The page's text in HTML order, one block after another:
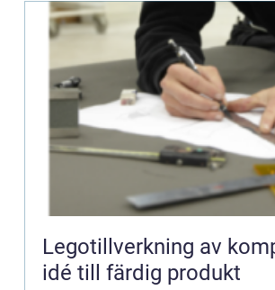
Legotillverkning av
idé till färdig produkt